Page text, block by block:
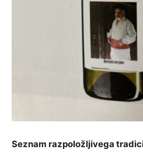
Seznam razpoložljivega